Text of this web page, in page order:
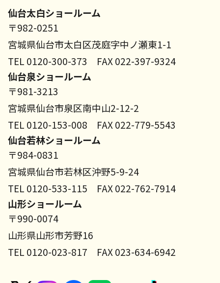
仙台太白ショールーム
〒982-0251
宮城県仙台市太白区茂庭字中ノ瀬東1-1
TEL 0120-300-373 FAX 022-397-9324
仙台泉ショールーム
〒981-3213
宮城県仙台市泉区南中山2-12-2
TEL 0120-153-008 FAX 022-779-5543
仙台若林ショールーム
〒984-0831
宮城県仙台市若林区沖野5-9-24
TEL 0120-533-115 FAX 022-762-7914
山形ショールーム
〒990-0074
山形県山形市芳野16
TEL 0120-023-817 FAX 023-634-6942